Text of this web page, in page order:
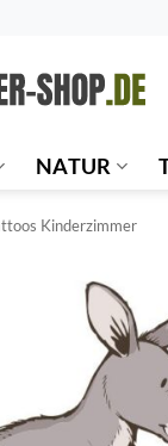
NATUR
Kinderzimmer